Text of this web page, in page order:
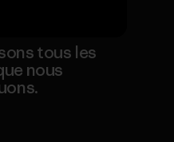
tous les
nous